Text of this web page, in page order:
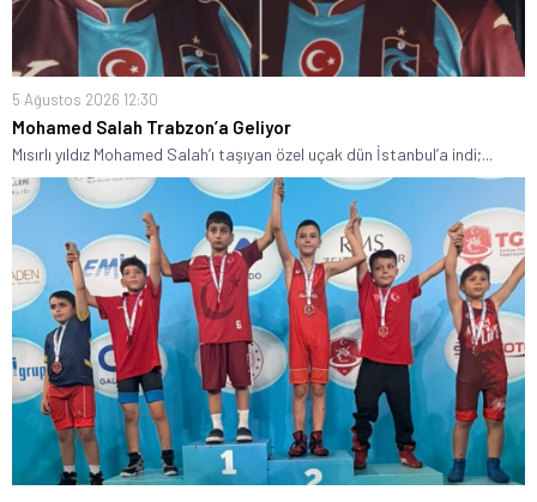
5 Ağustos 2026 12:30
Mohamed Salah Trabzon’a Geliyor
Mısırlı yıldız Mohamed Salah’ı taşıyan özel uçak dün İstanbul’a indi;...